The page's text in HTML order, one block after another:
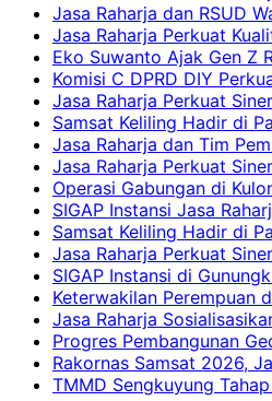
Jasa Raharja dan RSUD
Jasa Raharja Perkuat
Eko Suwanto Ajak Gen Z
Komisi C DPRD DIY
Jasa Raharja Perkuat
Samsat Keliling Hadir di
Jasa Raharja dan Tim
Jasa Raharja Perkuat
Operasi Gabungan di
SIGAP Instansi Jasa
Samsat Keliling Hadir di
Jasa Raharja Perkuat
SIGAP Instansi di
Keterwakilan Perempuan
Jasa Raharja
Progres Pembangunan
Rakornas Samsat 2026,
TMMD Sengkuyung